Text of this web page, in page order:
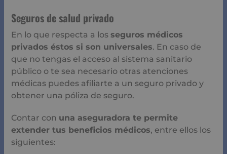
beneficios médicos, entre ellos los siguientes:
Evitas las listas de espera.
Puedes asistir a cualquier centro médico ubicado en
España o incluso en el extranjero.
Te permite atender emergencias sin acudir a tus
una inversión que no supera los 60 euros
mensuales dependiendo del tipo de póliza que
tengas.